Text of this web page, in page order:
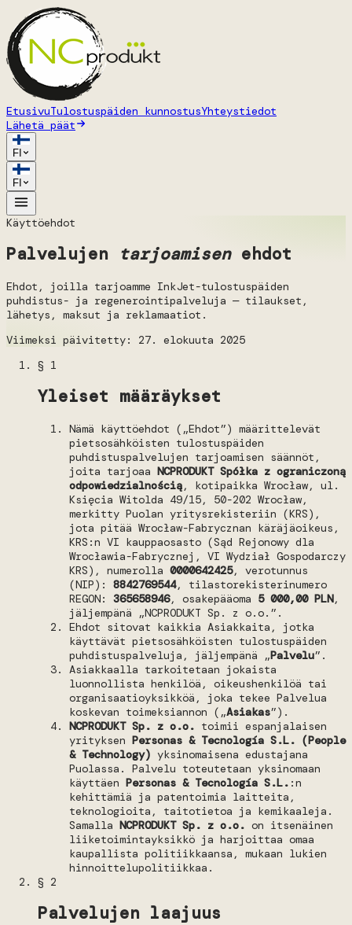
EtusivuTulostuspäiden kunnostusYhteystiedot
Lähetä päät
FI
FI
Käyttöehdot
Palvelujen tarjoamisenehdot
Ehdot, joilla tarjoamme InkJet-tulostuspäiden
puhdistus- ja regenerointipalveluja — tilaukset,
lähetys, maksut ja reklamaatiot.
Viimeksi päivitetty: 27. elokuuta 2025
§ 1
Yleiset määräykset
Nämä käyttöehdot („Ehdot”) määrittelevät
pietsosähköisten tulostuspäiden
puhdistuspalvelujen tarjoamisen säännöt,
joita tarjoaa NCPRODUKT Spółka z ograniczoną
odpowiedzialnością, kotipaikka Wrocław, ul.
Księcia Witolda 49/15, 50-202 Wrocław,
merkitty Puolan yritysrekisteriin (KRS),
jota pitää Wrocław-Fabrycznan käräjäoikeus,
KRS:n VI kauppaosasto (Sąd Rejonowy dla
Wrocławia-Fabrycznej, VI Wydział Gospodarczy
KRS), numerolla 0000642425, verotunnus
(NIP): 8842769544, tilastorekisterinumero
REGON: 365658946, osakepääoma 5 000,00 PLN,
jäljempänä „NCPRODUKT Sp. z o.o.”.
Ehdot sitovat kaikkia Asiakkaita, jotka
käyttävät pietsosähköisten tulostuspäiden
puhdistuspalveluja, jäljempänä „Palvelu”.
Asiakkaalla tarkoitetaan jokaista
luonnollista henkilöä, oikeushenkilöä tai
organisaatioyksikköä, joka tekee Palvelua
koskevan toimeksiannon („Asiakas”).
NCPRODUKT Sp. z o.o. toimii espanjalaisen
yrityksen Personas & Tecnología S.L. (People
& Technology) yksinomaisena edustajana
Puolassa. Palvelu toteutetaan yksinomaan
käyttäen Personas & Tecnología S.L. :n
kehittämiä ja patentoimia laitteita,
teknologioita, taitotietoa ja kemikaaleja.
Samalla NCPRODUKT Sp. z o.o. on itsenäinen
liiketoimintayksikkö ja harjoittaa omaa
kaupallista politiikkaansa, mukaan lukien
hinnoittelupolitiikkaa.
§ 2
Palvelujen laajuus